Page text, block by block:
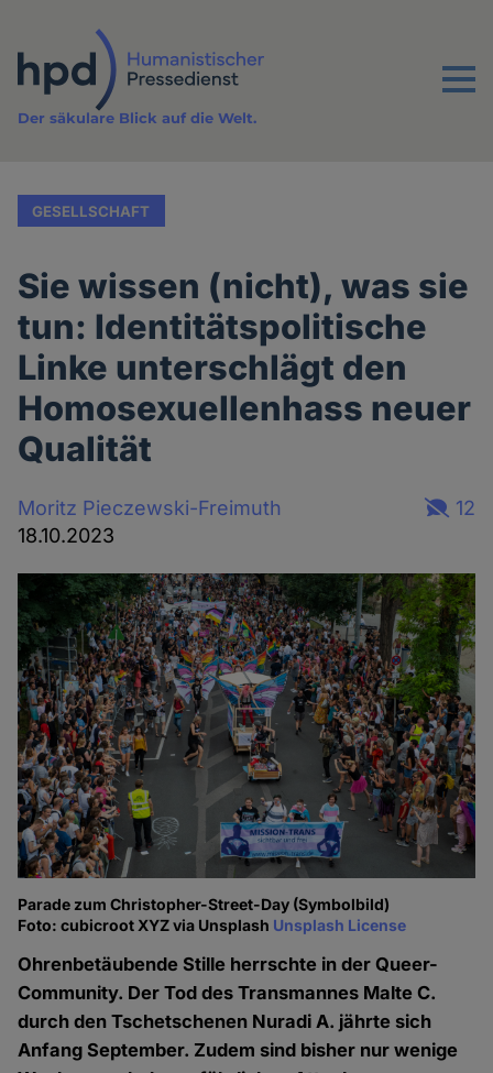
Inhalt
Menu
Der säkulare Blick auf die Welt.
GESELLSCHAFT
Sie wissen (nicht), was sie
tun: Identitätspolitische
Linke unterschlägt den
Homosexuellenhass neuer
Qualität
Moritz Pieczewski-Freimuth
18.10.2023
12
Parade zum Christopher-Street-Day (Symbolbild)
Foto: cubicroot XYZ via Unsplash Unsplash License
Ohrenbetäubende Stille herrschte in der Queer-
Community. Der Tod des Transmannes Malte C.
durch den Tschetschenen Nuradi A. jährte sich
Anfang September. Zudem sind bisher nur wenige